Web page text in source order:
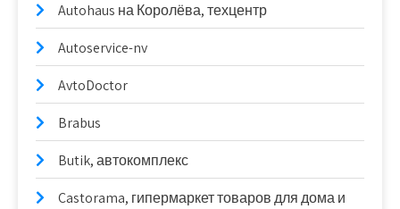
Autohaus на Королёва, техцентр
Autoservice-nv
AvtoDoctor
Brabus
Butik, автокомплекс
Castorama, гипермаркет товаров для дома и